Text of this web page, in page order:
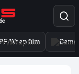
Wrap film